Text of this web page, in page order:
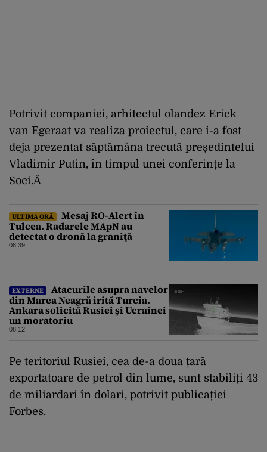
Potrivit companiei, arhitectul olandez Erick
van Egeraat va realiza proiectul, care i-a fost
deja prezentat săptămâna trecută președintelui
Vladimir Putin, în timpul unei conferințe la
Soci.Â
ULTIMA ORĂ
Mesaj RO-Alert în
Tulcea. Radarele MApN au
detectat o dronă la graniţă
08:39
EXTERNE
Atacurile asupra navelor
din Marea Neagră irită Turcia.
Ankara solicită Rusiei și Ucrainei
un moratoriu
08:12
Pe teritoriul Rusiei, cea de-a doua țară
exportatoare de petrol din lume, sunt stabiliți 43
de miliardari în dolari, potrivit publicației
Forbes.